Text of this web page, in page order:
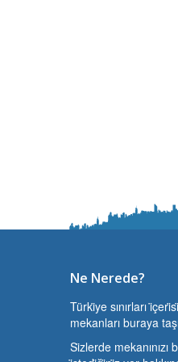
Ne Nerede?
Türki̇ye sınırları
mekanları buraya
Si̇zlerde